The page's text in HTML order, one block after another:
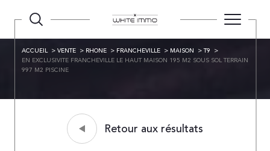
ACCUEIL VENTE RHONE FRANCHEVILLE MAISON
T9
EN EXCLUSIVITE FRANCHEVILLE LE HAUT MAISON 195 M2 SOUS SOL TERRAIN
997 M2 PISCINE
Retour aux résultats